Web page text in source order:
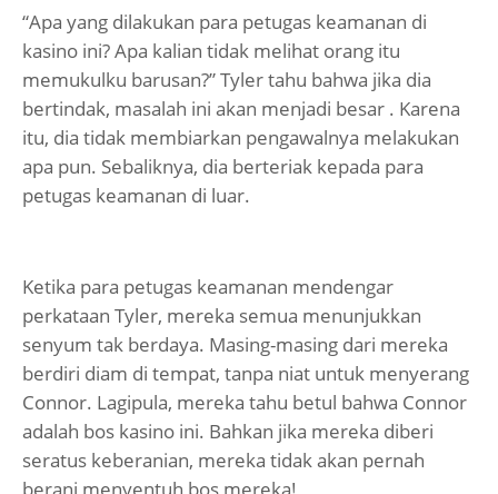
“Apa yang dilakukan para petugas keamanan di
kasino ini? Apa kalian tidak melihat orang itu
memukulku barusan?” Tyler tahu bahwa jika dia
bertindak, masalah ini akan menjadi besar . Karena
itu, dia tidak membiarkan pengawalnya melakukan
apa pun. Sebaliknya, dia berteriak kepada para
petugas keamanan di luar.
Ketika para petugas keamanan mendengar
perkataan Tyler, mereka semua menunjukkan
senyum tak berdaya. Masing-masing dari mereka
berdiri diam di tempat, tanpa niat untuk menyerang
Connor. Lagipula, mereka tahu betul bahwa Connor
adalah bos kasino ini. Bahkan jika mereka diberi
seratus keberanian, mereka tidak akan pernah
berani menyentuh bos mereka!